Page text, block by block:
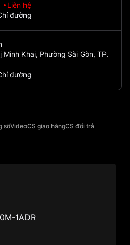
Liên hệ
đường
Khai, Phường Sài Gòn, TP.
đường
sốVideoCS giao hàngCS đổi trả
1ADR